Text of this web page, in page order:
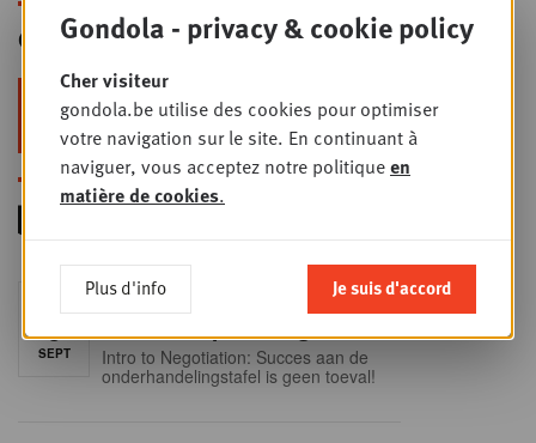
Gondola Newsletter
Restez au top dans le retail & le
foodservice !
9
SEPT
Foodservice - Joint
Intro to Negotiation: Succes aan de
onderhandelingstafel is geen toeval!
Gondola - privacy & cookie policy
Cher visiteur
gondola.be utilise des cookies pour optimiser
votre navigation sur le site. En continuant à
naviguer, vous acceptez notre politiqueen
matière de cookies.
Plus d'info Je suis d'accord